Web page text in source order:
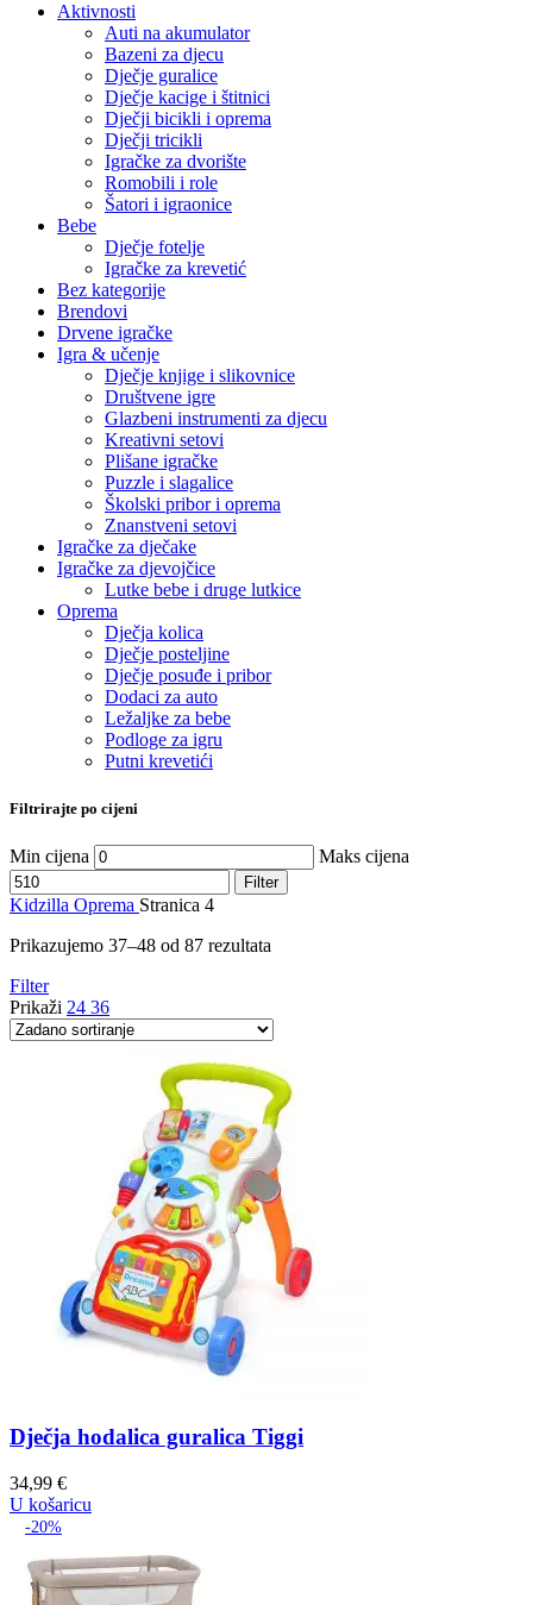
Aktivnosti
Auti na akumulator
Bazeni za djecu
Dječje guralice
Dječje kacige i štitnici
Dječji bicikli i oprema
Dječji tricikli
Igračke za dvorište
Romobili i role
Šatori i igraonice
Bebe
Dječje fotelje
Igračke za krevetić
Bez kategorije
Brendovi
Drvene igračke
Igra & učenje
Dječje knjige i slikovnice
Društvene igre
Glazbeni instrumenti za djecu
Kreativni setovi
Plišane igračke
Puzzle i slagalice
Školski pribor i oprema
Znanstveni setovi
Igračke za dječake
Igračke za djevojčice
Lutke bebe i druge lutkice
Oprema
Dječja kolica
Dječje posteljine
Dječje posuđe i pribor
Dodaci za auto
Ležaljke za bebe
Podloge za igru
Putni krevetići
Filtrirajte po cijeni
Min cijena Maks cijena
Filter
Kidzilla Oprema Stranica 4
Prikazujemo 37–48 od 87 rezultata
Filter
Prikaži 24 36
Dječja hodalica guralica Tiggi
34,99 €
U košaricu
-20%